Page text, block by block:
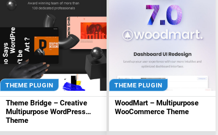
THEME PLUGIN
Theme Bridge – Creative
Multipurpose WordPress
Theme
THEME PLUGIN
WoodMart – Multipurpose
WooCommerce Theme